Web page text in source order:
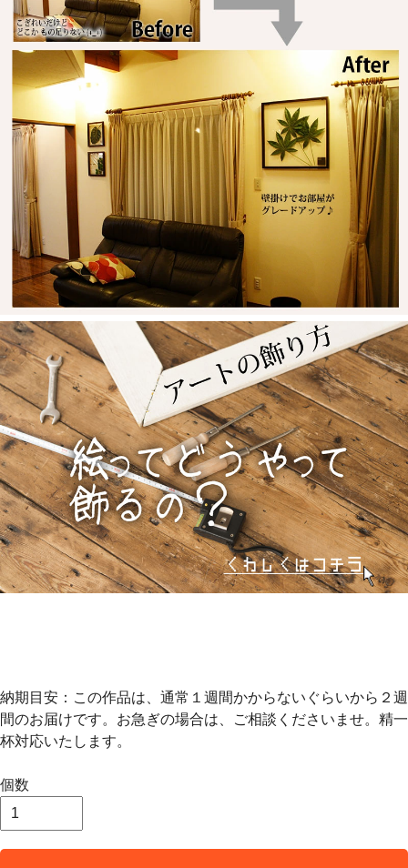
納期目安：この作品は、通常１週間かからないぐらいから２週
間のお届けです。お急ぎの場合は、ご相談くださいませ。精一
杯対応いたします。
個数